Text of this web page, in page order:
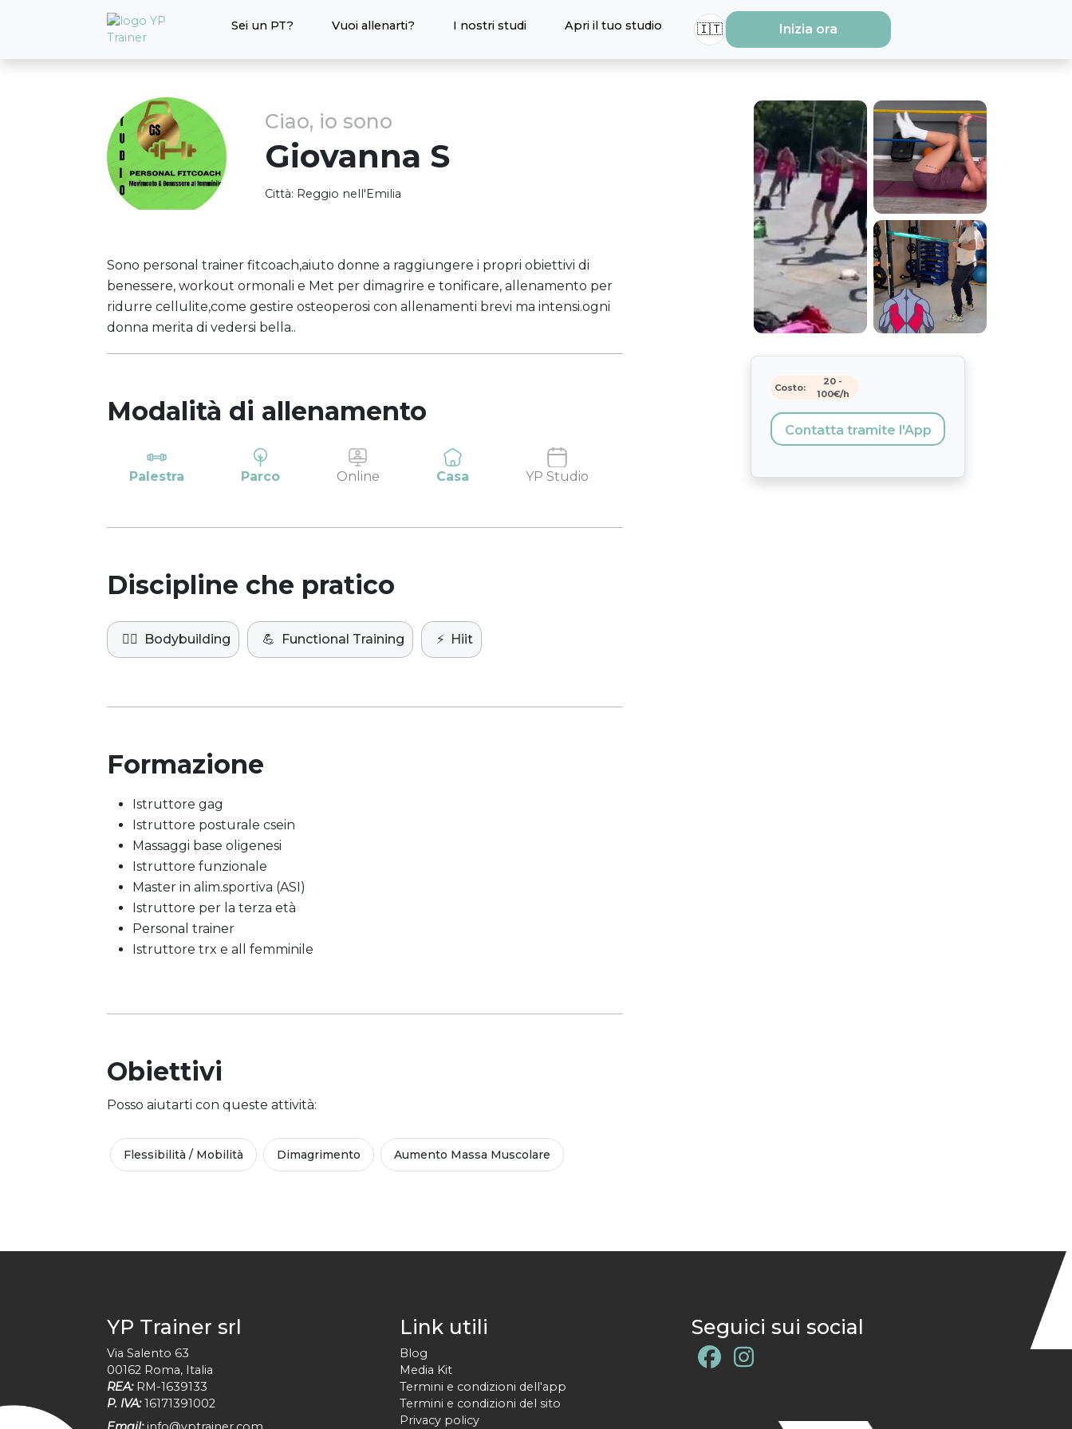
Sei un PT? Vuoi allenarti? I nostri studi Apri il tuo studio 🇮🇹 Inizia ora
Ciao, io sono
Giovanna S
Città: Reggio nell'Emilia
Sono personal trainer fitcoach,aiuto donne a raggiungere i propri obiettivi di
benessere, workout ormonali e Met per dimagrire e tonificare, allenamento per
ridurre cellulite,come gestire osteoperosi con allenamenti brevi ma intensi.ogni
donna merita di vedersi bella..
Modalità di allenamento
Palestra Parco Online Casa YP Studio
Discipline che pratico
🏋️‍♀️ Bodybuilding 💪 Functional Training ⚡️ Hiit
Formazione
Istruttore gag
Istruttore posturale csein
Massaggi base oligenesi
Istruttore funzionale
Master in alim.sportiva (ASI)
Istruttore per la terza età
Personal trainer
Istruttore trx e all femminile
Obiettivi
Posso aiutarti con queste attività:
Flessibilità / Mobilità Dimagrimento Aumento Massa Muscolare
Costo:
20 -
100€/h
Contatta tramite l'App
YP Trainer srl
Via Salento 63
00162 Roma, Italia
REA: RM-1639133
P. IVA: 16171391002
Link utili
Blog
Media Kit
Termini e condizioni dell'app
Termini e condizioni del sito
Privacy policy
Seguici sui social